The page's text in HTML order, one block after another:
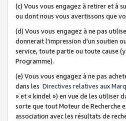
(c) Vous vous engagez à retirer et à
ou dont nous vous avertissons que
(d) Vous vous engagez à ne pas
donnerait l'impression d'un soutien
service, toute partie ou toute cause
Programme).
(e) Vous vous engagez à ne pas
dans les Directives relatives aux
» et « kindel ») en vue de les utiliser
sorte que tout Moteur de Recherche
association avec les résultats de